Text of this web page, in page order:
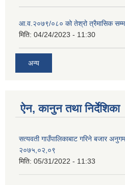
आ.व.२०७९/०८० को तेश्रो त्रैमासिक
मिति: 04/24/2023 - 11:30
अन्य
ऐन, कानुन तथा निर्देशिका
सत्यवती गाउँपालिकाबाट गरिने बजार
२०७५,०२,०९
मिति: 05/31/2022 - 11:33